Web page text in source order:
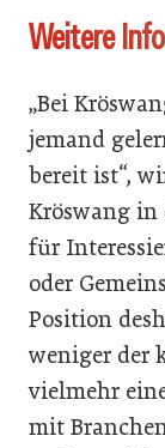
Weitere
„Bei
jemand
bereit ist“,
Kröswang in
für
oder
Position
weniger der
vielmehr
mit